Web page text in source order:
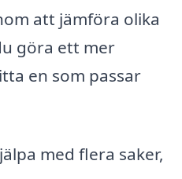
att jämföra olika
göra ett mer
en som passar
med flera saker,